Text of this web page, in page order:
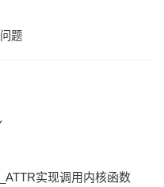
题
实现调用内核函数